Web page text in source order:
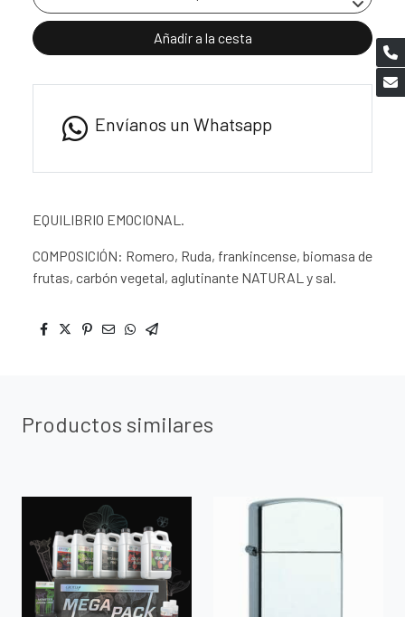
Añadir a la cesta
Envíanos un Whatsapp
EQUILIBRIO EMOCIONAL.
COMPOSICIÓN: Romero, Ruda, frankincense, biomasa de
frutas, carbón vegetal, aglutinante NATURAL y sal.
Productos similares